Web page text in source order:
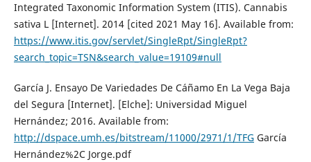
Integrated Taxonomic Information System (ITIS). Cannabis
sativa L [Internet]. 2014 [cited 2021 May 16]. Available from:
https://www.itis.gov/servlet/SingleRpt/SingleRpt?
search_topic=TSN&search_value=19109#null
García J. Ensayo De Variedades De Cáñamo En La Vega Baja
del Segura [Internet]. [Elche]: Universidad Miguel
Hernández; 2016. Available from:
http://dspace.umh.es/bitstream/11000/2971/1/TFGGarcía
Hernández%2C Jorge.pdf